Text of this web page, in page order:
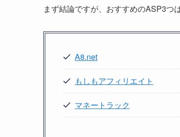
まず結論ですが、おすすめのASP3つ
A8.net
もしもアフィリエイト
マネートラック